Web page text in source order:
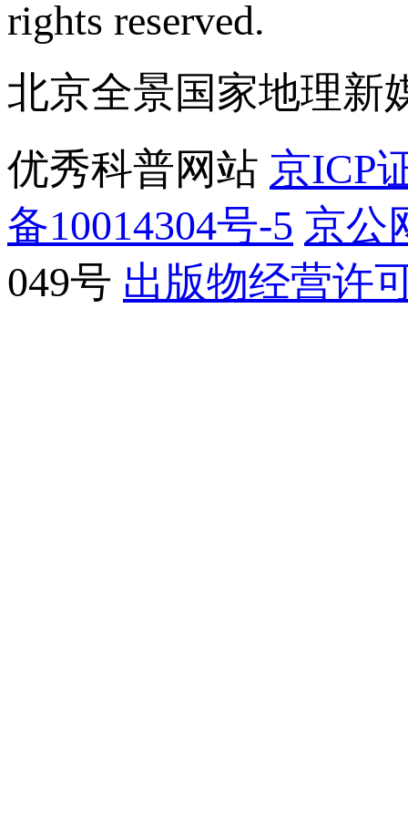
rights reserved.
北京全景国家地理新
优秀科普网站 京ICP
备10014304号-5 京公
049号 出版物经营许